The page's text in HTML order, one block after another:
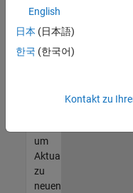
Ihren
entsprechen,
werden
unseres
um
Aktualisierungen
zu
neuen
English
日本 (日本語)
한국 (한국어)
Kontakt zu